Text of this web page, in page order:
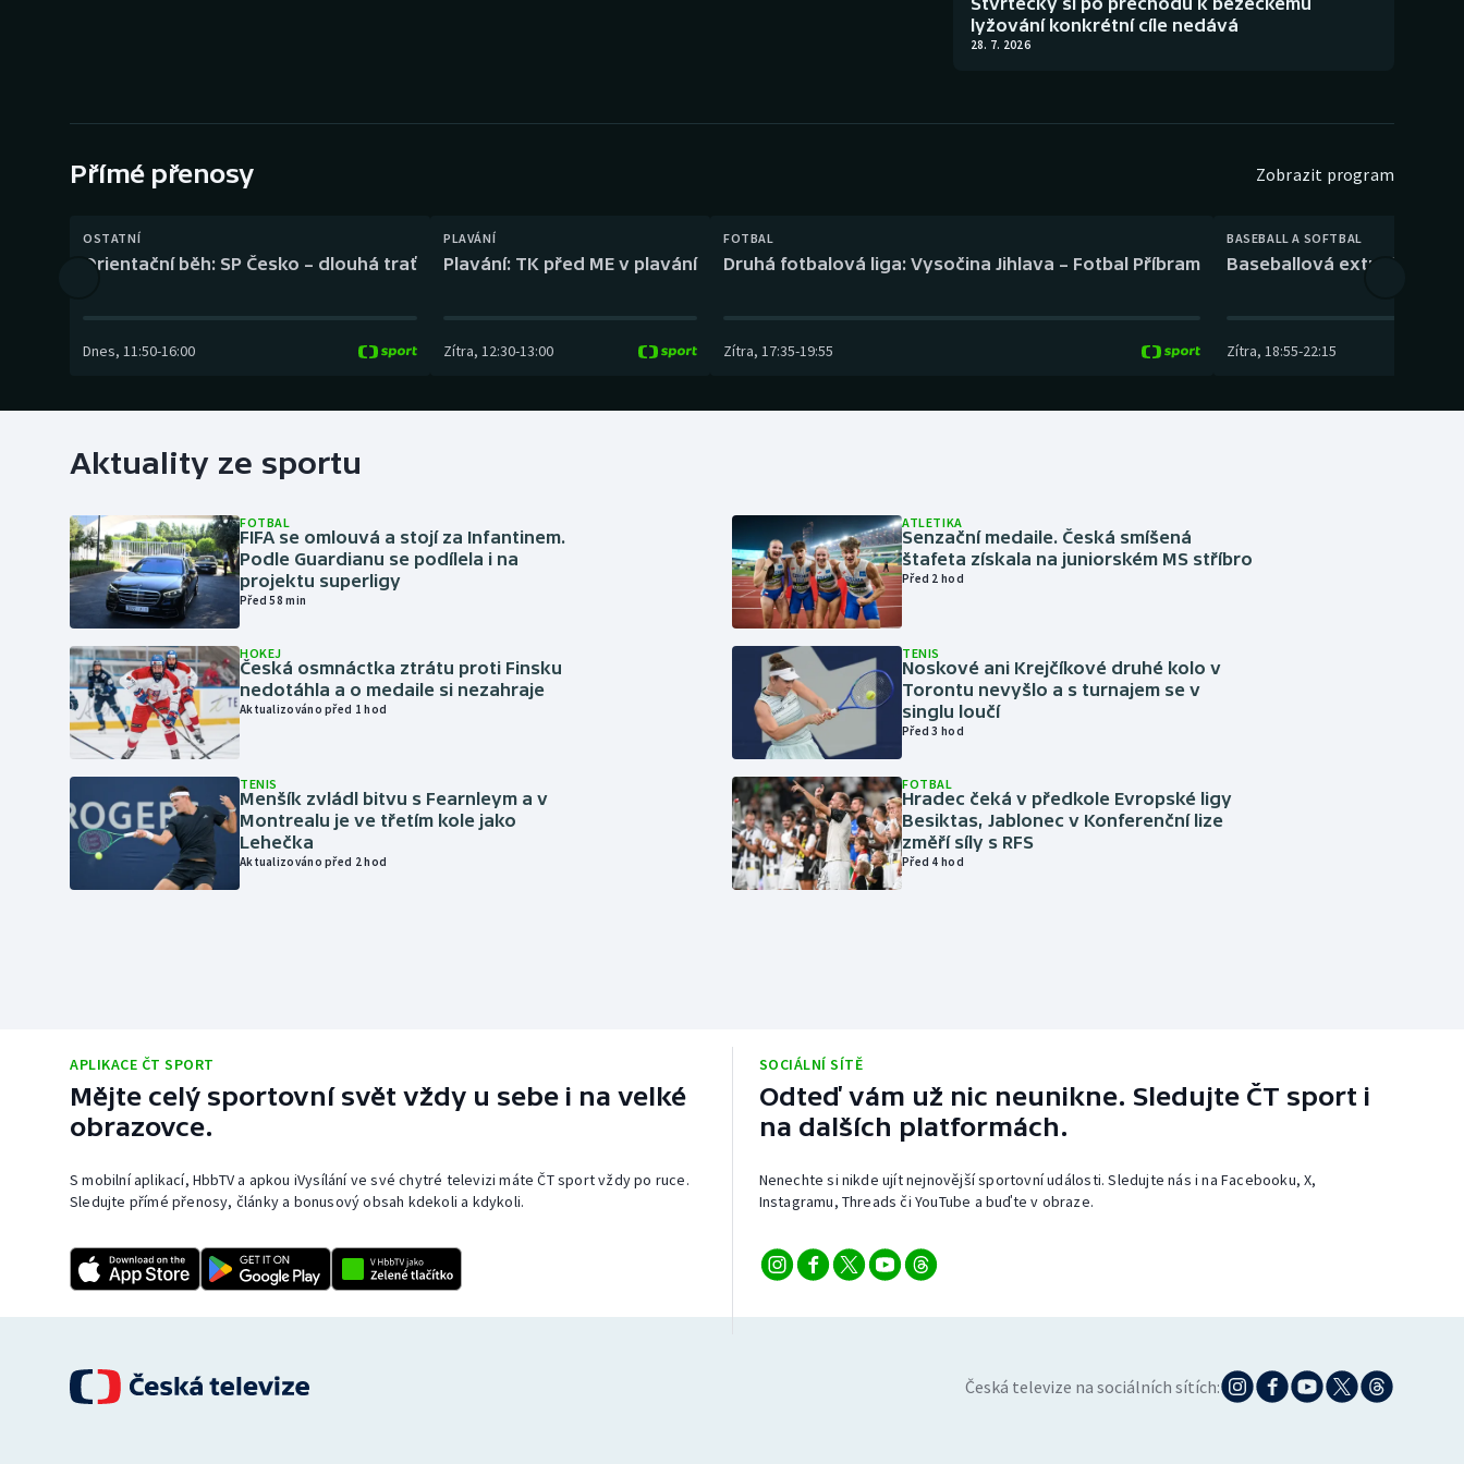
Gymnastika Plážový volejbal
lyžování konkrétní cíle nedává
28. 7. 2026
Přímé přenosy Zobrazit program
OSTATNÍ
Orientační běh: SP Česko – dlouhá trať
Dnes, 11:50-16:00
PLAVÁNÍ
Plavání: TK před ME v plavání
Zítra, 12:30-13:00
FOTBAL
Druhá fotbalová liga: Vysočina Jihlava – Fotbal Příbram
Zítra, 17:35-19:55
BASEBALL A SOFTBAL
Baseballová extraliga:
Zítra, 18:55-22:15
Aktuality ze sportu
FOTBAL
FIFA se omlouvá a stojí za Infantinem.
Podle Guardianu se podílela i na
projektu superligy
Před 58 min
HOKEJ
Česká osmnáctka ztrátu proti Finsku
nedotáhla a o medaile si nezahraje
Aktualizováno před 1 hod
TENIS
Menšík zvládl bitvu s Fearnleym a v
Montrealu je ve třetím kole jako
Lehečka
Aktualizováno před 2 hod
ATLETIKA
Senzační medaile. Česká smíšená
štafeta získala na juniorském MS stříbro
Před 2 hod
TENIS
Noskové ani Krejčíkové druhé kolo v
Torontu nevyšlo a s turnajem se v
singlu loučí
Před 3 hod
FOTBAL
Hradec čeká v předkole Evropské ligy
Besiktas, Jablonec v Konferenční lize
změří síly s RFS
Před 4 hod
APLIKACE ČT SPORT
Mějte celý sportovní svět vždy u sebe i na velké
obrazovce.
S mobilní aplikací, HbbTV a apkou iVysílání ve své chytré televizi máte ČT sport vždy po ruce.
Sledujte přímé přenosy, články a bonusový obsah kdekoli a kdykoli.
SOCIÁLNÍ SÍTĚ
Odteď vám už nic neunikne. Sledujte ČT sport i
na dalších platformách.
Nenechte si nikde ujít nejnovější sportovní události. Sledujte nás i na Facebooku, X,
Instagramu, Threads či YouTube a buďte v obraze.
Česká televize na sociálních sítích: